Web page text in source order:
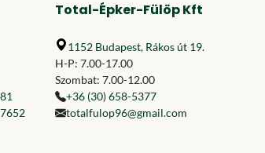
Total-Épker-Fülöp Kft
1152 Budapest, Rákos út 19.
H-P: 7.00-17.00
Szombat: 7.00-12.00
+36 (30) 658-5377
totalfulop96@gmail.com